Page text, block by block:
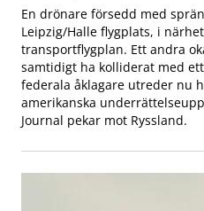
En drönare försedd med
Leipzig/Halle flygplats, i
transportflygplan. Ett andra
samtidigt ha kolliderat med
federala åklagare utreder nu
amerikanska
Journal pekar mot Ryssland.